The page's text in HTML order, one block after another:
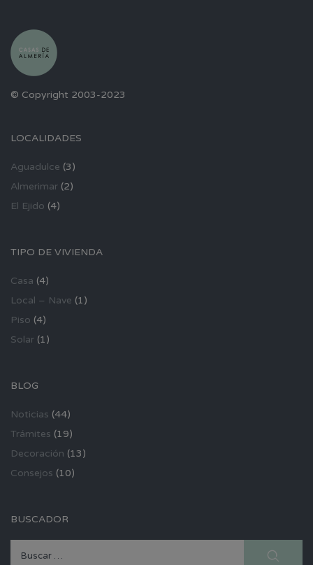
© Copyright 2003-2023
LOCALIDADES
Aguadulce (3)
Almerimar (2)
El Ejido (4)
TIPO DE VIVIENDA
Casa (4)
Local – Nave (1)
Piso (4)
Solar (1)
BLOG
Noticias (44)
Trámites (19)
Decoración (13)
Consejos (10)
BUSCADOR
Buscar: